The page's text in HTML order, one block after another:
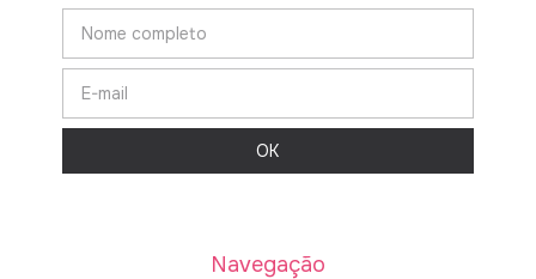
Navegação